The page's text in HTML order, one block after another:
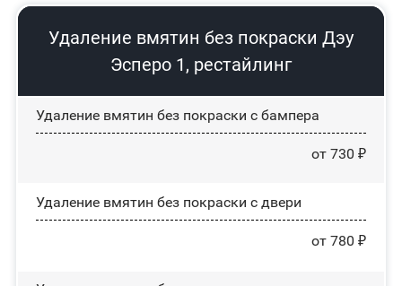
Удаление вмятин без покраски Дэу
Эсперо 1, рестайлинг
Удаление вмятин без покраски с бампера
от 730 ₽
Удаление вмятин без покраски с двери
от 780 ₽